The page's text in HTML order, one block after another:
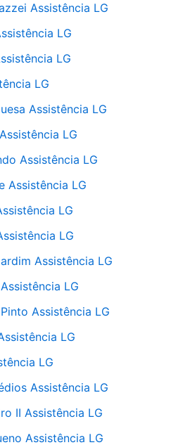
Assistência LG
LG
LG
LG
Assistência LG
LG
Assistência LG
Assistência LG
LG
LG
Assistência LG
LG
Assistência LG
LG
LG
Assistência LG
II Assistência LG
Assistência LG